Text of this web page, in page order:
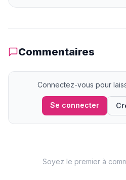
Commentaires
Connectez-vous pour
Se connecter
Soyez le premier à